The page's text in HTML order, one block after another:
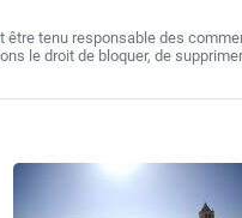
être tenu responsable des
le droit de bloquer, de